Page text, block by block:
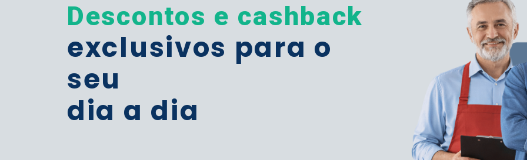
Descontos e cashback
exclusivos para o
seu
dia a dia